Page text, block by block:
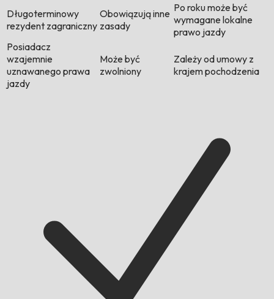
Długoterminowy
rezydent zagraniczny
Obowiązują inne
zasady
Po roku może być
wymagane lokalne
prawo jazdy
Posiadacz
wzajemnie
uznawanego prawa
jazdy
Może być
zwolniony
Zależy od umowy z
krajem pochodzenia